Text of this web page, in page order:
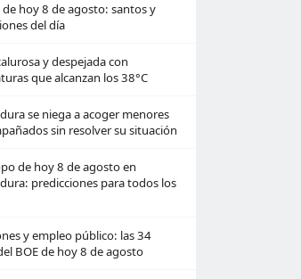
hoy 8 de agosto: santos y
del día
y despejada con
que alcanzan los 38°C
se niega a acoger menores
sin resolver su situación
de hoy 8 de agosto en
predicciones para todos los
y empleo público: las 34
BOE de hoy 8 de agosto